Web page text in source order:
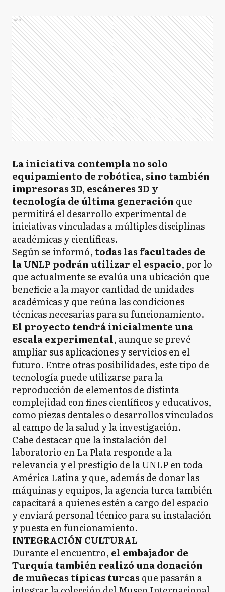
Ads
La iniciativa contempla no solo
equipamiento de robótica, sino también
impresoras 3D, escáneres 3D y
tecnología de última generación que
permitirá el desarrollo experimental de
iniciativas vinculadas a múltiples disciplinas
académicas y científicas.
Según se informó, todas las facultades de
la UNLP podrán utilizar el espacio, por lo
que actualmente se evalúa una ubicación que
beneficie a la mayor cantidad de unidades
académicas y que reúna las condiciones
técnicas necesarias para su funcionamiento.
El proyecto tendrá inicialmente una
escala experimental, aunque se prevé
ampliar sus aplicaciones y servicios en el
futuro. Entre otras posibilidades, este tipo de
tecnología puede utilizarse para la
reproducción de elementos de distinta
complejidad con fines científicos y educativos,
como piezas dentales o desarrollos vinculados
al campo de la salud y la investigación.
Cabe destacar que la instalación del
laboratorio en La Plata responde a la
relevancia y el prestigio de la UNLP en toda
América Latina y que, además de donar las
máquinas y equipos, la agencia turca también
capacitará a quienes estén a cargo del espacio
y enviará personal técnico para su instalación
y puesta en funcionamiento.
INTEGRACIÓN CULTURAL
Durante el encuentro, el embajador de
Turquía también realizó una donación
de muñecas típicas turcas que pasarán a